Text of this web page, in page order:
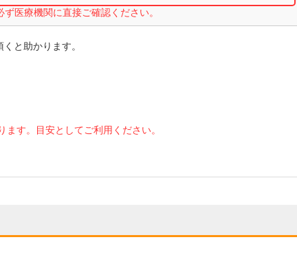
医療機関に直接ご確認ください。
と助かります。
す。目安としてご利用ください。